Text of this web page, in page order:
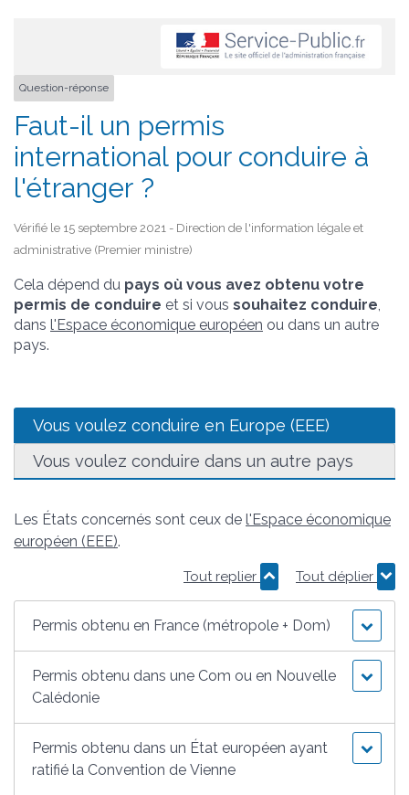
Question-réponse
Faut-il un permis
international pour conduire à
l'étranger ?
Vérifié le 15 septembre 2021 - Direction de l'information légale et
administrative (Premier ministre)
Cela dépend du pays où vous avez obtenu votre
permis de conduire et si vous souhaitez conduire
dans l'Espace économique européen ou dans un autre
pays.
Vous voulez conduire en Europe (EEE)
Vous voulez conduire dans un autre pays
Les États concernés sont ceux de l'Espace économique
européen (EEE).
Tout replier Tout déplier
Permis obtenu en France (métropole + Dom)
Permis obtenu dans une Com ou en Nouvelle
Calédonie
Permis obtenu dans un État européen ayant
ratifié la Convention de Vienne